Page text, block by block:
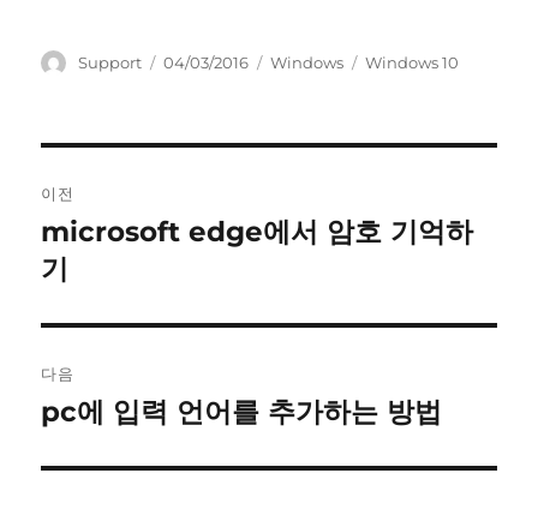
글
Support
작
04/03/2016
카
Windows
태
Windows 10
내
비
게
이
션
이전
이
전
microsoft edge에서 암호 기억하
기
다음
다
글:
pc에 입력 언어를 추가하는 방법